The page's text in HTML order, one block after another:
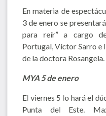
En materia de
3 de enero se
para reír” a cargo
Portugal, Víctor Sarro e
de la doctora Rosangela.
MYA 5 de enero
El viernes 5 lo hará el
Punta del Este.